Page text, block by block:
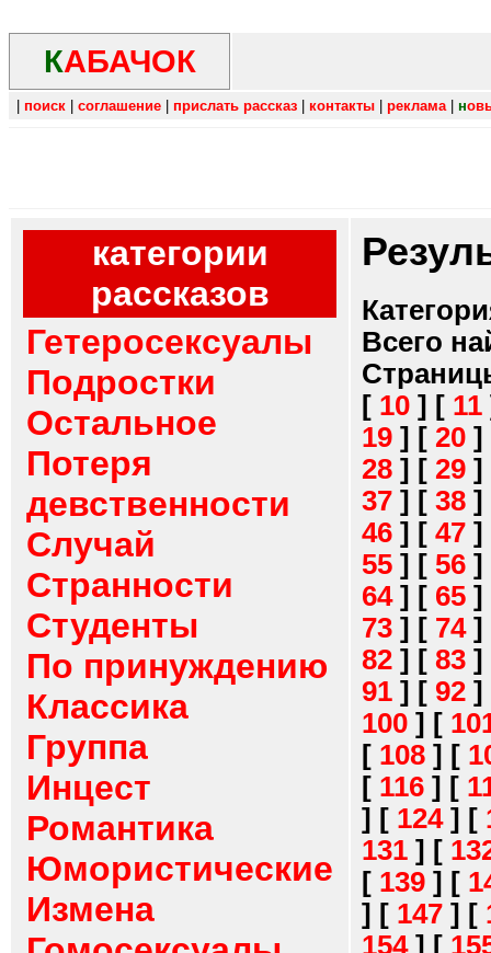
КАБАЧОК
поиск соглашение прислать рассказ контакты реклама| н
категории
рассказов
Гетеросексуалы
Подростки
Остальное
Потеря
девственности
Случай
Странности
Студенты
По принуждению
Классика
Группа
Инцест
Романтика
Юмористические
Измена
Всего
[ 10 ] [ 11
19 ] [ 20 ]
28 ] [ 29 ]
37 ] [ 38 ]
46 ] [ 47 ]
55 ] [ 56 ]
64] [ 65 ]
73 ] [ 74]
82 ] [ 83 ]
91 ] [ 92 ]
100 ] [
[ 108 ] [
[ 116 ] [
] [ 124] [
131 ] [
[ 139 ] [
] [ 147 ] [
154] [